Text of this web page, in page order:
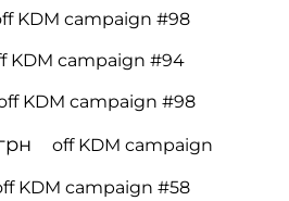
KDM campaign #98
KDM campaign #94
KDM campaign #98
off KDM campaign
KDM campaign #58